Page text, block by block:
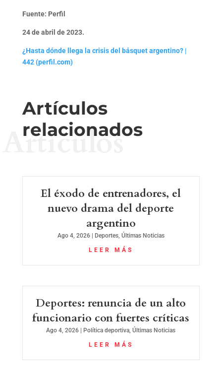
Fuente: Perfil
24 de abril de 2023.
¿Hasta dónde llega la crisis del básquet argentino? |
442 (perfil.com)
Artículos
relacionados
Artículos
El éxodo de entrenadores, el
nuevo drama del deporte
argentino
Ago 4, 2026| Deportes, Últimas Noticias
LEER MÁS
Deportes: renuncia de un alto
funcionario con fuertes críticas
Ago 4, 2026 | Política deportiva,Últimas Noticias
LEER MÁS